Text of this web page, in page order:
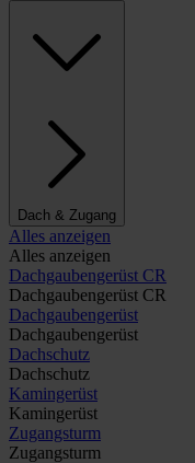
Dach & Zugang
Alles anzeigen
Alles anzeigen
Dachgaubengerüst CR
Dachgaubengerüst CR
Dachgaubengerüst
Dachgaubengerüst
Dachschutz
Dachschutz
Kamingerüst
Kamingerüst
Zugangsturm
Zugangsturm